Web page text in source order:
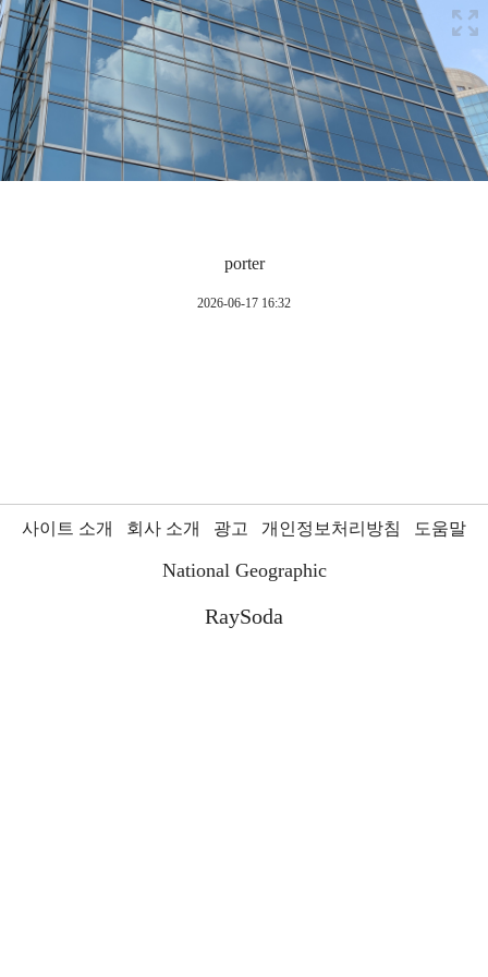
porter
2026-06-17 16:32
사이트 소개 회사 소개 광고 개인정보처리방침 도움말
National Geographic
RaySoda